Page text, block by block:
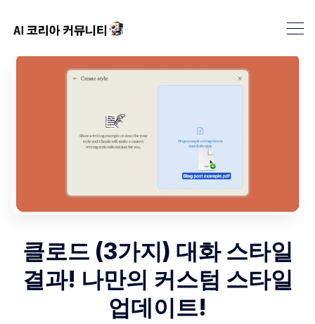
클로드 (3가지) 대화 스타일
결과! 나만의 커스텀 스타일
업데이트!